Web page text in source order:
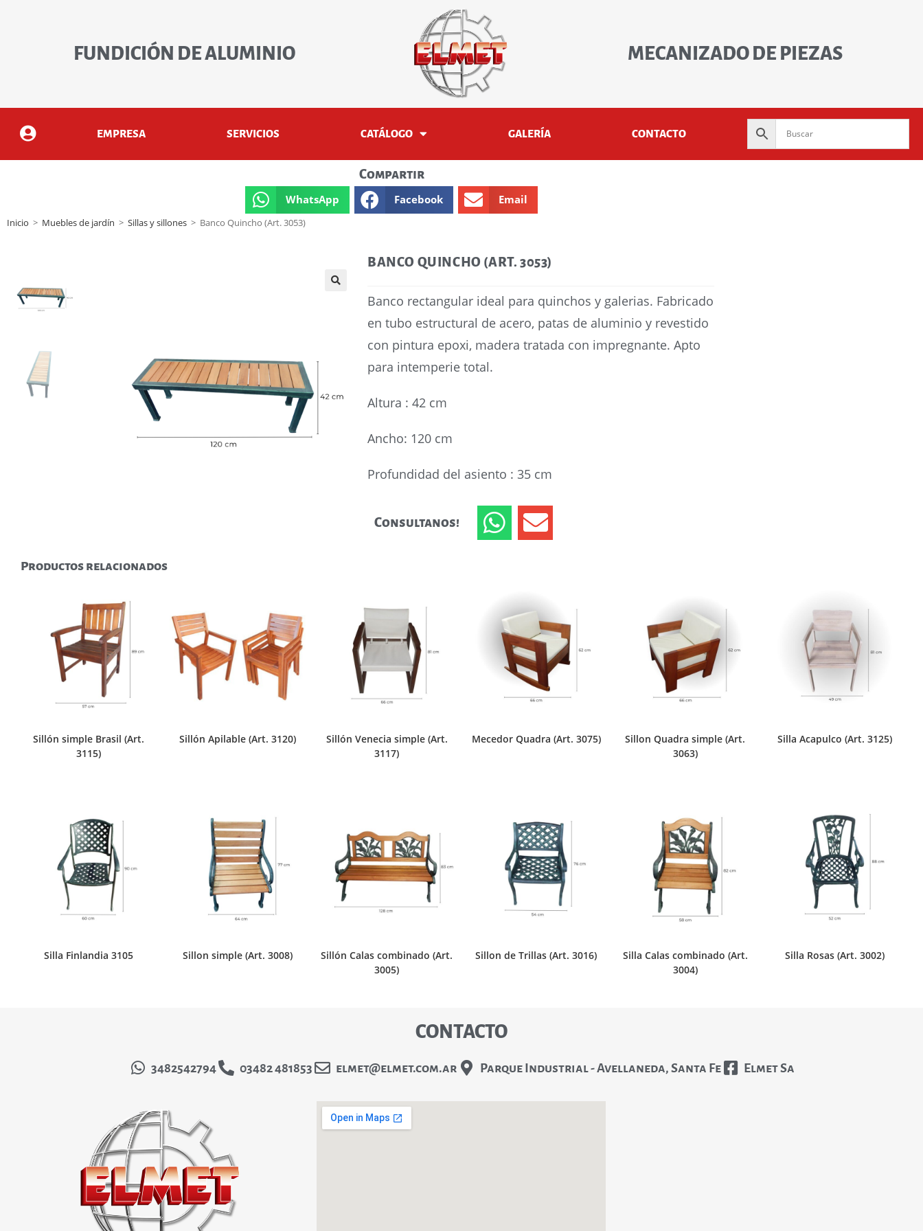
FUNDICIÓN DE ALUMINIO MECANIZADO DE PIEZAS
EMPRESA SERVICIOS CATÁLOGO GALERÍA CONTACTO
Compartir
WhatsApp Facebook Email
Inicio > Muebles de jardín > Sillas y sillones > Banco Quincho (Art. 3053)
BANCO QUINCHO (ART. 3053)
Banco rectangular ideal para quinchos y galerias. Fabricado
en tubo estructural de acero, patas de aluminio y revestido
con pintura epoxi, madera tratada con impregnante. Apto
para intemperie total.
Altura : 42 cm
Ancho: 120 cm
Profundidad del asiento : 35 cm
Consultanos!
Productos relacionados
Sillón simple Brasil (Art.
3115)
Sillón Apilable (Art. 3120)
Sillón Venecia simple (Art.
3117)
Mecedor Quadra (Art. 3075)
Sillon Quadra simple (Art.
3063)
Silla Acapulco (Art. 3125)
Silla Finlandia 3105 Sillon simple (Art. 3008)
Sillón Calas combinado (Art.
3005)
Sillon de Trillas (Art. 3016)
Silla Calas combinado (Art.
3004)
Silla Rosas (Art. 3002)
CONTACTO
3482542794 03482 481853 elmet@elmet.com.ar Parque Industrial - Avellaneda, Santa Fe Elmet Sa